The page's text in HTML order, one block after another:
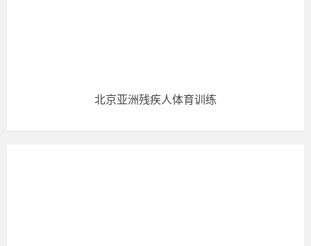
北京亚洲残疾人体育训练